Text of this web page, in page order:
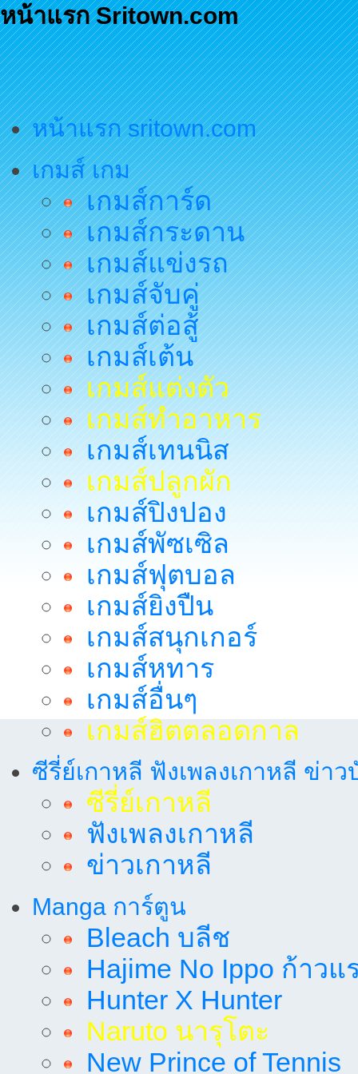
หน้าแรก Sritown.com
หน้าแรก sritown.com
เกมส์ เกม
เกมส์การ์ด
เกมส์กระดาน
เกมส์แข่งรถ
เกมส์จับคู่
เกมส์ต่อสู้
เกมส์เต้น
เกมส์แต่งตัว
เกมส์ทำอาหาร
เกมส์เทนนิส
เกมส์ปลูกผัก
เกมส์ปิงปอง
เกมส์พัซเซิล
เกมส์ฟุตบอล
เกมส์ยิงปืน
เกมส์สนุกเกอร์
เกมส์หทาร
เกมส์อื่นๆ
เกมส์ฮิตตลอดกาล
ซีรี่ย์เกาหลี ฟังเพลงเกาหลี ข่าว
ซีรี่ย์เกาหลี
ฟังเพลงเกาหลี
ข่าวเกาหลี
Manga การ์ตูน
Bleach บลีช
Hajime No Ippo ก้าวแ
Hunter X Hunter
Naruto นารุโตะ
New Prince of Tennis